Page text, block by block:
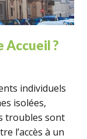
Accueil ?
individuels
isolées,
troubles sont
l’accès à un